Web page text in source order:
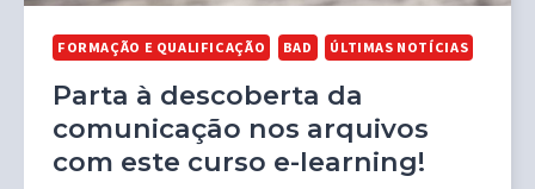
FORMAÇÃO E QUALIFICAÇÃO BAD ÚLTIMAS NOTÍCIAS
Parta à descoberta da
comunicação nos arquivos
com este curso e-learning!